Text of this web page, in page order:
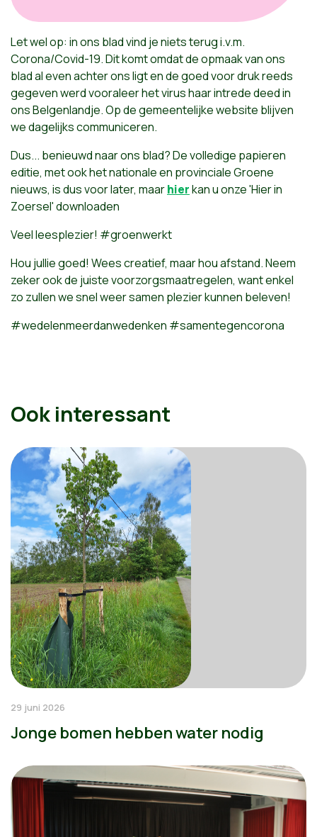
Let wel op: in ons blad vind je niets terug i.v.m.
Corona/Covid-19. Dit komt omdat de opmaak van ons
blad al even achter ons ligt en de goed voor druk reeds
gegeven werd vooraleer het virus haar intrede deed in
ons Belgenlandje. Op de gemeentelijke website blijven
we dagelijks communiceren.
Dus... benieuwd naar ons blad? De volledige papieren
editie, met ook het nationale en provinciale Groene
nieuws, is dus voor later, maarhierkan u onze 'Hier in
Zoersel' downloaden
Veel leesplezier! #groenwerkt
Hou jullie goed! Wees creatief, maar hou afstand. Neem
zeker ook de juiste voorzorgsmaatregelen, want enkel
zo zullen we snel weer samen plezier kunnen beleven!
#wedelenmeerdanwedenken #samentegencorona
Ook interessant
29 juni 2026
Jonge bomen hebben water nodig